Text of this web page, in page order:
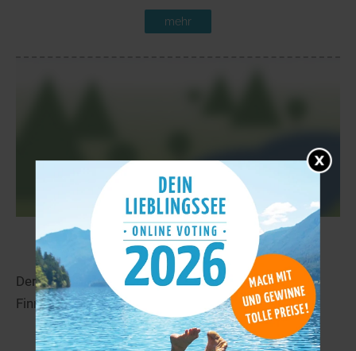
mehr
Vuontisjärvet 17,7 km
Der Vuontisjärvet liegt in der Nähe von Neiden in
Finnmark.
mehr